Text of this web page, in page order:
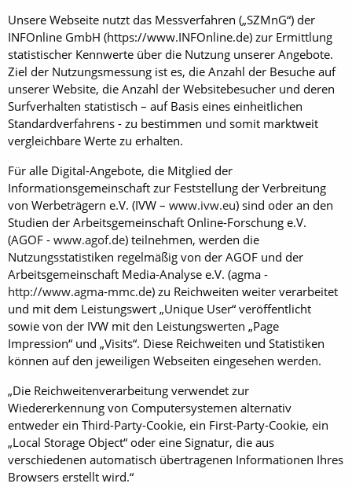
Unsere Webseite nutzt das Messverfahren („SZMnG“) der
INFOnline GmbH (https://www.INFOnline.de) zur Ermittlung
statistischer Kennwerte über die Nutzung unserer Angebote.
Ziel der Nutzungsmessung ist es, die Anzahl der Besuche auf
unserer Website, die Anzahl der Websitebesucher und deren
Surfverhalten statistisch – auf Basis eines einheitlichen
Standardverfahrens - zu bestimmen und somit marktweit
vergleichbare Werte zu erhalten.
Für alle Digital-Angebote, die Mitglied der
Informationsgemeinschaft zur Feststellung der Verbreitung
von Werbeträgern e.V. (IVW – www.ivw.eu) sind oder an den
Studien der Arbeitsgemeinschaft Online-Forschung e.V.
(AGOF - www.agof.de) teilnehmen, werden die
Nutzungsstatistiken regelmäßig von der AGOF und der
Arbeitsgemeinschaft Media-Analyse e.V. (agma -
http://www.agma-mmc.de) zu Reichweiten weiter verarbeitet
und mit dem Leistungswert „Unique User“ veröffentlicht
sowie von der IVW mit den Leistungswerten „Page
Impression“ und „Visits“. Diese Reichweiten und Statistiken
können auf den jeweiligen Webseiten eingesehen werden.
„Die Reichweitenverarbeitung verwendet zur
Wiedererkennung von Computersystemen alternativ
entweder ein Third-Party-Cookie, ein First-Party-Cookie, ein
„Local Storage Object“ oder eine Signatur, die aus
verschiedenen automatisch übertragenen Informationen Ihres
Browsers erstellt wird.“